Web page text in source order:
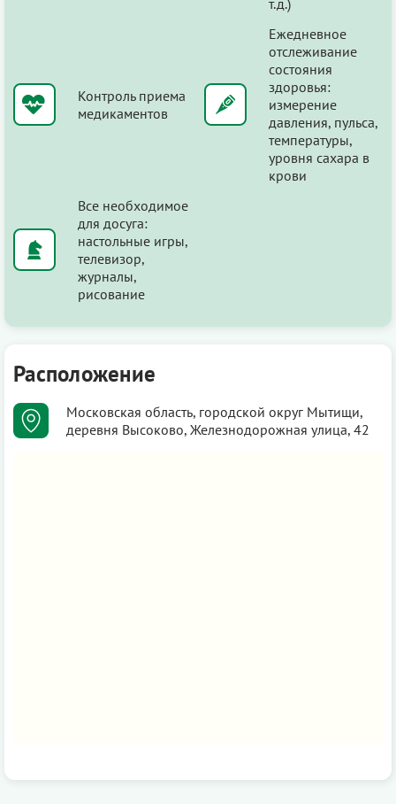
Контроль приема
медикаментов
Ежедневное
отслеживание
состояния
здоровья:
измерение
давления, пульса,
температуры,
уровня сахара в
крови
Все необходимое
для досуга:
настольные игры,
телевизор,
журналы,
рисование
Расположение
Московская область, городской округ Мытищи,
деревня Высоково, Железнодорожная улица, 42